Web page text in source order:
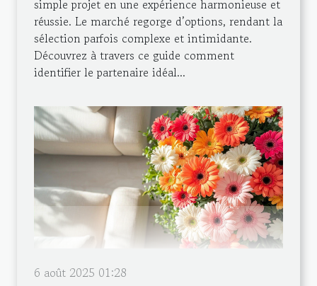
simple projet en une expérience harmonieuse et
réussie. Le marché regorge d’options, rendant la
sélection parfois complexe et intimidante.
Découvrez à travers ce guide comment
identifier le partenaire idéal...
6 août 2025 01:28